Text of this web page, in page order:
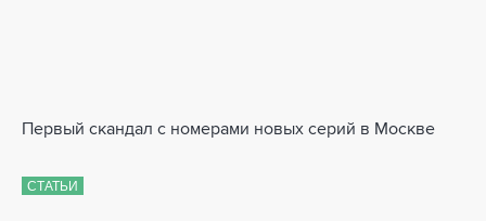
Первый скандал с номерами новых серий в Москве
СТАТЬИ